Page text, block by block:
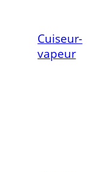
Cuiseur-
vapeur